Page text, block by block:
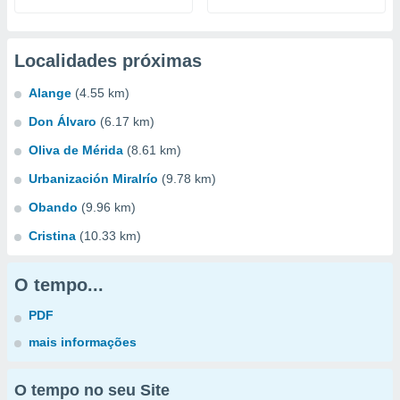
Localidades próximas
Alange (4.55 km)
Don Álvaro (6.17 km)
Oliva de Mérida (8.61 km)
Urbanización Miralrío (9.78 km)
Obando (9.96 km)
Cristina (10.33 km)
O tempo...
PDF
mais informações
O tempo no seu Site